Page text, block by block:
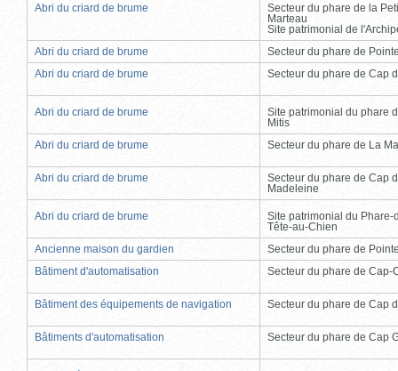
Abri du criard de brume
Secteur du phare de la
Marteau
Site patrimonial de
Abri du criard de brume
Secteur du phare de
Abri du criard de brume
Secteur du phare de Cap
Abri du criard de brume
Site patrimonial du phare
Mitis
Abri du criard de brume
Secteur du phare de La
Abri du criard de brume
Secteur du phare de Cap
Madeleine
Abri du criard de brume
Site patrimonial du Phare-
Tête-au-Chien
Ancienne maison du gardien
Secteur du phare de
Bâtiment d'automatisation
Secteur du phare de Cap-
Bâtiment des équipements de navigation Secteur du phare de Cap
Bâtiments d'automatisation Secteur du phare de Cap